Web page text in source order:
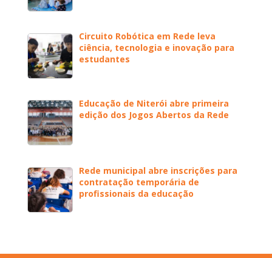
Circuito Robótica em Rede leva
ciência, tecnologia e inovação para
estudantes
Educação de Niterói abre primeira
edição dos Jogos Abertos da Rede
Rede municipal abre inscrições para
contratação temporária de
profissionais da educação